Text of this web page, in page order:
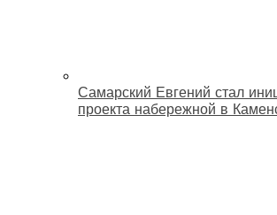
Самарский Евгений стал
проекта набережной в